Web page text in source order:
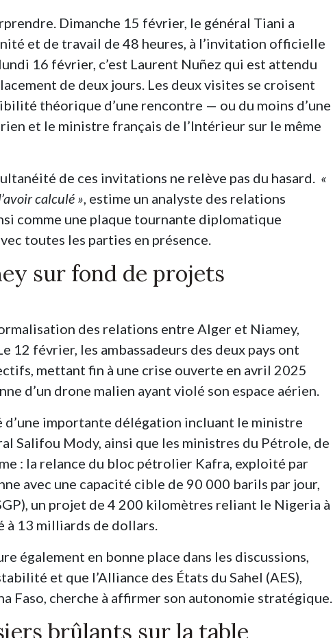
Dimanche 15 février, le général Tiani a
et de travail de 48 heures, à l’invitation officielle
16 février, c’est Laurent Nuñez qui est attendu
de deux jours. Les deux visites se croisent
théorique d’une rencontre — ou du moins d’une
et le ministre français de l’Intérieur sur le même
de ces invitations ne relève pas du hasard. «
calculé », estime un analyste des relations
comme une plaque tournante diplomatique
toutes les parties en présence.
sur fond de projets
des relations entre Alger et Niamey,
12 février, les ambassadeurs des deux pays ont
mettant fin à une crise ouverte en avril 2025
d’un drone malien ayant violé son espace aérien.
d’une importante délégation incluant le ministre
Salifou Mody, ainsi que les ministres du Pétrole, de
: la relance du bloc pétrolier Kafra, exploité par
avec une capacité cible de 90 000 barils par jour,
un projet de 4 200 kilomètres reliant le Nigeria à
à 13 milliards de dollars.
également en bonne place dans les discussions,
et que l’Alliance des États du Sahel (AES),
Faso, cherche à affirmer son autonomie stratégique.
brûlants sur la table